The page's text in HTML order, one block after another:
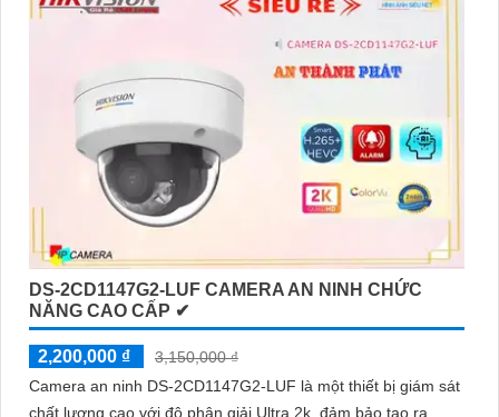
DS-2CD1147G2-LUF CAMERA AN NINH CHỨC
NĂNG CAO CẤP ✔
2,200,000 ₫
3,150,000 ₫
Camera an ninh DS-2CD1147G2-LUF là một thiết bị giám sát
chất lượng cao với độ phân giải Ultra 2k, đảm bảo tạo ra